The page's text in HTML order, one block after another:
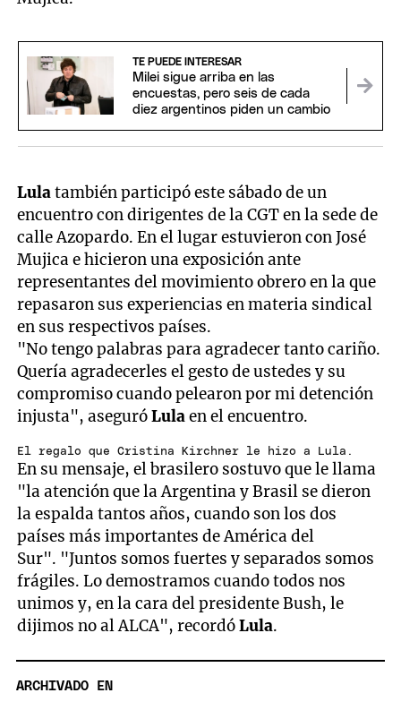
TE PUEDE INTERESAR
Milei sigue arriba en las
encuestas, pero seis de cada
diez argentinos piden un cambio
Lulatambién participó este sábado de un
encuentro con dirigentes de la CGT en la sede de
calle Azopardo. En el lugar estuvieron con José
Mujica e hicieron una exposición ante
representantes del movimiento obrero en la que
repasaron sus experiencias en materia sindical
en sus respectivos países.
"No tengo palabras para agradecer tanto cariño.
Quería agradecerles el gesto de ustedes y su
compromiso cuando pelearon por mi detención
injusta", aseguróLulaen el encuentro.
El regalo que Cristina Kirchner le hizo a Lula.
En su mensaje, el brasilero sostuvo que le llama
"la atención que la Argentina y Brasil se dieron
la espalda tantos años, cuando son los dos
países más importantes de América del
Sur". "Juntos somos fuertes y separados somos
frágiles. Lo demostramos cuando todos nos
unimos y, en la cara del presidente Bush, le
dijimos no al ALCA", recordóLula.
ARCHIVADO EN